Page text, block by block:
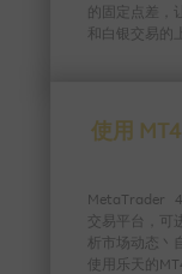
的固定点差，
和白银交易的
使用
MetaTrader
交易平台，可
析市场动态丶
使用乐天的